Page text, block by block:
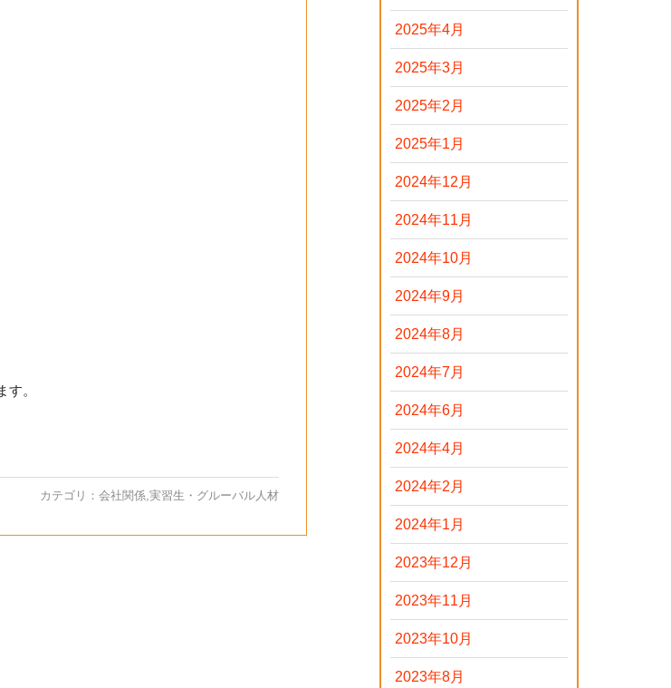
。
カテゴリ： 会社関係,実習生・グルーバル人材
2025年4月
2025年3月
2025年2月
2025年1月
2024年12月
2024年11月
2024年10月
2024年9月
2024年8月
2024年7月
2024年6月
2024年4月
2024年2月
2024年1月
2023年12月
2023年11月
2023年10月
2023年8月